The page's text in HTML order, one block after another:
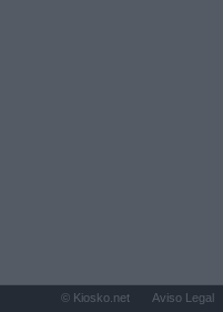
© Kiosko.net Aviso Legal